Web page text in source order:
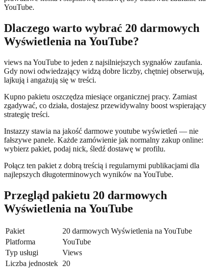
YouTube.
Dlaczego warto wybrać 20 darmowych
Wyświetlenia na YouTube?
views na YouTube to jeden z najsilniejszych sygnałów zaufania.
Gdy nowi odwiedzający widzą dobre liczby, chętniej obserwują,
lajkują i angażują się w treści.
Kupno pakietu oszczędza miesiące organicznej pracy. Zamiast
zgadywać, co działa, dostajesz przewidywalny boost wspierający
strategię treści.
Instazzy stawia na jakość darmowe youtube wyświetleń — nie
fałszywe panele. Każde zamówienie jak normalny zakup online:
wybierz pakiet, podaj nick, śledź dostawę w profilu.
Połącz ten pakiet z dobrą treścią i regularnymi publikacjami dla
najlepszych długoterminowych wyników na YouTube.
Przegląd pakietu 20 darmowych
Wyświetlenia na YouTube
Pakiet
20 darmowych Wyświetlenia na YouTube
Platforma
YouTube
Typ usługi
Views
Liczba jednostek 20